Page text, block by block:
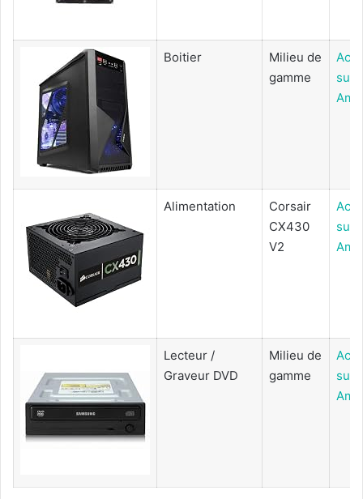
Boitier
Milieu de
gamme
sur
Alimentation
Corsair
CX430
V2
sur
Lecteur /
Graveur DVD
Milieu de
gamme
sur